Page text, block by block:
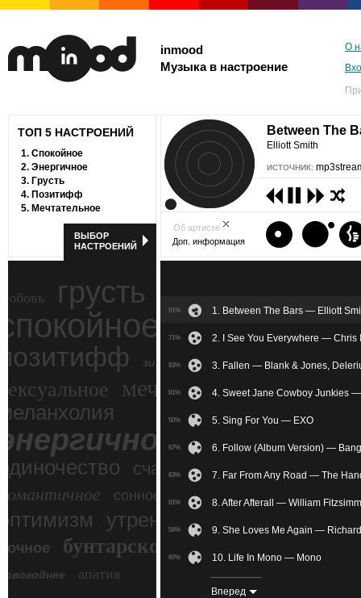
inmood
Музыка в настроение
О
ТОП 5 НАСТРОЕНИЙ
1. Спокойное
2. Энергичное
3. Грусть
4. Позитифф
5. Мечтательное
ВЫБОР
НАСТРОЕНИЙ
грусть
ностальгия
зимний экстрим
мечтательное
счастье
сонное
утреннее злость
бунтарское
беспокойное
апатия
Between The
Elliott Smith
ИСТОЧНИК:
Об артисте
Доп. информация
91% 1. Between The Bars — Elliott
71% 2. I See You Everywhere — Chris
83% 3. Fallen — Blank & Jones,
81% 4. Sweet Jane Cowboy Junkies
50% 5. Sing For You — EXO
67% 6. Follow (Album Version) —
83% 7. Far From Any Road — The
81% 8. After Afterall — William
58% 9. She Loves Me Again —
60% 10. Life In Mono — Mono
11. What Is Love (feat. Cami) —
Вперед